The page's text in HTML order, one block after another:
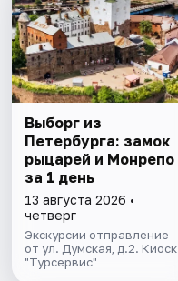
Выборг из
Петербурга: замок
рыцарей и Монрепо
за 1 день
13 августа 2026 •
четверг
Экскурсии отправление
от ул. Думская, д.2. Киоск
"Турсервис"